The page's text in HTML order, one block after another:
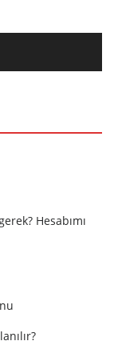
Hesabımı